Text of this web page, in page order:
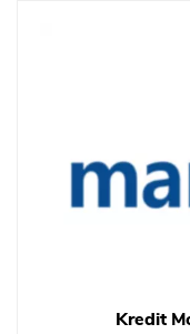
Kredit